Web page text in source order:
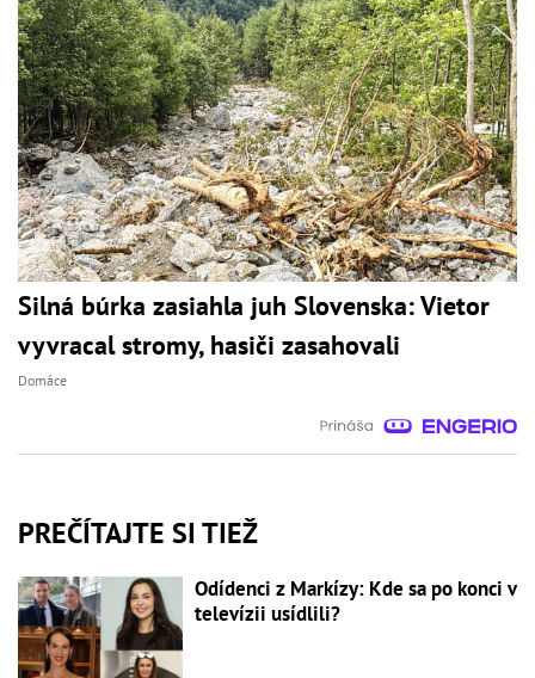
Silná búrka zasiahla juh Slovenska: Vietor
vyvracal stromy, hasiči zasahovali
Domáce
PREČÍTAJTE SI TIEŽ
Odídenci z Markízy: Kde sa po konci v
televízii usídlili?